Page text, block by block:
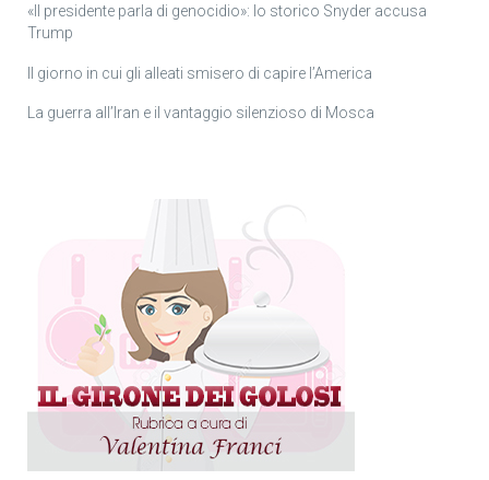
«Il presidente parla di genocidio»: lo storico Snyder accusa
Trump
Il giorno in cui gli alleati smisero di capire l’America
La guerra all’Iran e il vantaggio silenzioso di Mosca